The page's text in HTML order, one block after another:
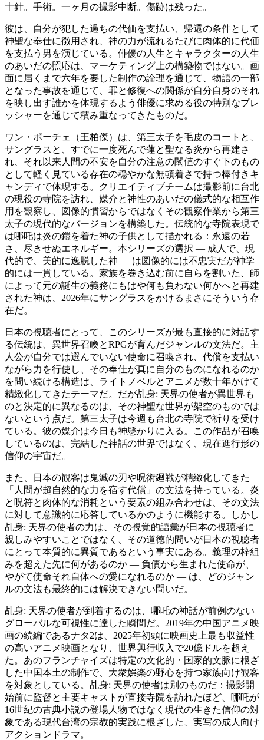
十針。手術。一ヶ月の撮影中断。傷跡は残った。
彼は、自分が犯した過ちの代価を支払い、帰還の条件として
神聖な奉仕に徴用され、神の力が流れるたびに肉体的に代価
を支払う男を演じている。俳優の人生とキャラクターの人生
のあいだの照応は、マーケティング上の構築物ではない。画
面に届くまで六年を要した制作の論理を通じて、物語の一部
となった事故を通じて、罪と修復への関係が自分自身のそれ
を映し出す誰かを体現するよう俳優に求める役の特別なプレ
ッシャーを通じて積み重なってきたものだ。
ワン・ポーチェ（王柏傑）は、第三太子を毛皮のコートと、
サングラスと、すでに一度死んで蓮と聖なる炎から再建さ
れ、それ以来人間の不安を自分の注意の閾値のすぐ下のもの
として軽く見ている存在の穏やかな無頓着さで持つ棒付きキ
ャンディで体現する。クリエイティブチームは撮影前に台北
の現役の寺院を訪れ、媒介と神性のあいだの儀式的な相互作
用を観察し、図像的慣習からではなくその観察作業から第三
太子の現代的なバージョンを構築した。伝統的な寺院表現で
は哪吒は炎の鎧を着た神の子供として描かれる：永遠の若
さ、尽きせぬエネルギー。本シリーズの選択 ― 成人で、現
代的で、美的に逸脱した神 ― は図像的には不忠実だが神学
的には一貫している。家族を巻き込む前に自らを割いた、師
によって元の誕生の義務にもはや何も負わない何かへと再建
された神は、2026年にサングラスをかけるまさにそういう存
在だ。
日本の視聴者にとって、このシリーズが最も直接的に対話す
る伝統は、異世界召喚とRPGが育んだジャンルの文法だ。主
人公が自分では選んでいない使命に召喚され、代償を支払い
ながら力を行使し、その奉仕が真に自分のものになれるのか
を問い続ける構造は、ライトノベルとアニメが数十年かけて
精緻化してきたテーマだ。だが乩身: 天界の使者が異世界も
のと決定的に異なるのは、その神聖な世界が架空のものでは
ないという点だ。第三太子は今週も台北の寺院で祈りを受け
ている。彼の媒介は今日も神懸かりに入る。この作品が召喚
しているのは、完結した神話の世界ではなく、現在進行形の
信仰の宇宙だ。
また、日本の観客は鬼滅の刃や呪術廻戦が精緻化してきた
「人間が超自然的な力を宿す代償」の文法を持っている。炎
と呪符と肉体的な消耗という要素の組み合わせは、その文法
に対して意識的に応答しているかのように機能する。しかし
乩身: 天界の使者の力は、その視覚的語彙が日本の視聴者に
親しみやすいことではなく、その道徳的問いが日本の視聴者
にとって本質的に異質であるという事実にある。義理の枠組
みを超えた先に何があるのか ― 負債から生まれた使命が、
やがて使命それ自体への愛になれるのか ― は、どのジャン
ルの文法も最終的には解決できない問いだ。
乩身: 天界の使者が到着するのは、哪吒の神話が前例のない
グローバルな可視性に達した瞬間だ。2019年の中国アニメ映
画の続編であるナタ2は、2025年初頭に映画史上最も収益性
の高いアニメ映画となり、世界興行収入で20億ドルを超え
た。あのフランチャイズは特定の文化的・国家的文脈に根ざ
した中国本土の制作で、大衆娯楽の野心を持つ家族向け観客
を対象としている。乩身: 天界の使者は別のものだ：撮影開
始前に監督と主要キャストが直接寺院を訪れたほど、哪吒が
16世紀の古典小説の登場人物ではなく現代の生きた信仰の対
象である現代台湾の宗教的実践に根ざした、実写の成人向け
アクションドラマ。